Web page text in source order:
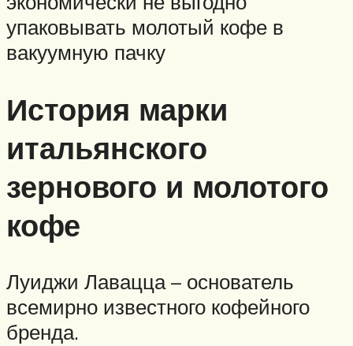
упаковывать молотый кофе в
вакуумную пачку
История марки
итальянского
зернового и молотого
кофе
Луиджи Лавацца – основатель
всемирно известного кофейного
бренда.